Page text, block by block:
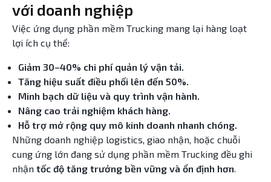
với doanh nghiệp
Việc ứng dụng phần mềm Trucking mang lại hàng loạt
lợi ích cụ thể:
Giảm 30–40% chi phí quản lý vận tải.
Tăng hiệu suất điều phối lên đến 50%.
Minh bạch dữ liệu và quy trình vận hành.
Nâng cao trải nghiệm khách hàng.
Hỗ trợ mở rộng quy mô kinh doanh nhanh chóng.
Những doanh nghiệp logistics, giao nhận, hoặc chuỗi
cung ứng lớn đang sử dụng phần mềm Trucking đều ghi
nhận tốc độ tăng trưởng bền vững và ổn định hơn.